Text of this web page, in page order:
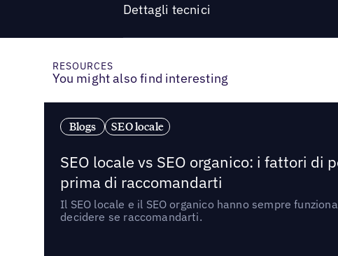
Dettagli tecnici
RESOURCES
You might also find interesting
Blogs SEO locale
SEO locale vs SEO organico: i fattori
prima di raccomandarti
Il SEO locale e il SEO organico hanno sempre
decidere se raccomandarti.